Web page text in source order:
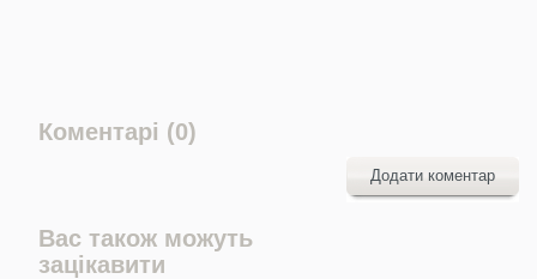
Коментарі (0)
Додати коментар
Вас також можуть
зацікавити